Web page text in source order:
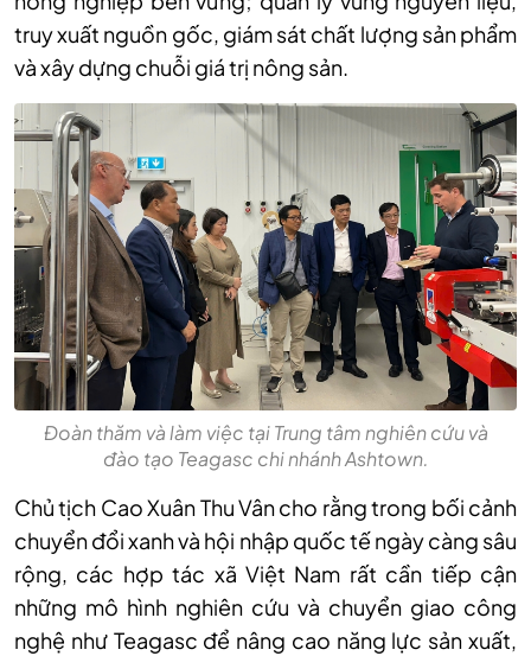
truy xuất nguồn gốc, giám sát chất lượng sản phẩm
và xây dựng chuỗi giá trị nông sản.
Đoàn thăm và làm việc tại Trung tâm nghiên cứu và
đào tạo Teagasc chi nhánh Ashtown.
Chủ tịch Cao Xuân Thu Vân cho rằng trong bối cảnh
chuyển đổi xanh và hội nhập quốc tế ngày càng sâu
rộng, các hợp tác xã Việt Nam rất cần tiếp cận
những mô hình nghiên cứu và chuyển giao công
nghệ như Teagasc để nâng cao năng lực sản xuất,